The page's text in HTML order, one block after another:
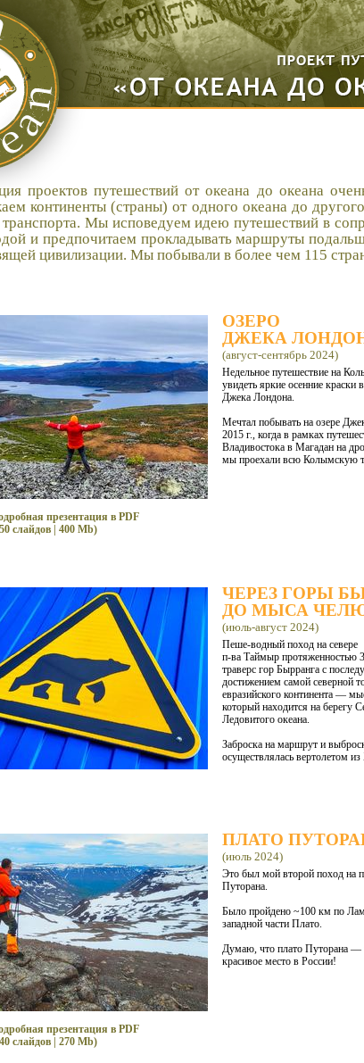
проектов путешествий от океана до океана
континенты (страны) от одного океана до
Мы исповедуем идею путешествий в
и предпочитаем прокладывать маршруты
цивилизации. Мы побывали в более чем 115
ОЗЕРО
ДЖЕКА
(август-сентябрь 2024)
Недельное путешествие на
увидеть яркие осенние краски
Джека Лондона.
Мечтал побывать на озере
2015 г., когда в рамках
Владивостока в Магадан на
мы проехали всю Колымскую
презентация в PDF
слайдов | 400 Mb)
ЧЕРЕЗ ГОРЫ
ДО МЫСА
(июль-август 2024)
Пеше-водный поход на севере
п-ва Таймыр протяженностью
траверс гор Бырранга с
достижением самой северной
евразийского континента —
который находится на берегу
Ледовитого океана.
Заброска на маршрут и
осуществлялась вертолетом из
ПЛАТО
(июль 2024)
Это был мой второй поход на
Путорана.
Было пройдено ~100 км по
западной части Плато.
Думаю, что плато Путорана —
красивое место в России!
презентация в PDF
слайдов | 270 Mb)